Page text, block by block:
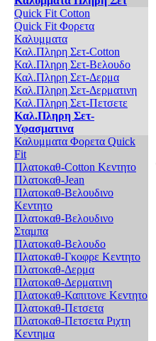
Quick Fit Cotton
Quick Fit Φορετα
Καλυμματα
Καλ.Πληρη Σετ-Cotton
Καλ.Πληρη Σετ-Βελουδο
Καλ.Πληρη Σετ-Δερμα
Καλ.Πληρη Σετ-Δερματινη
Καλ.Πληρη Σετ-Πετσετε
Καλ.Πληρη Σετ-
Υφασματινα
Καλυμματα Φορετα Quick
Fit
Πλατοκαθ-Cotton Κεντητο
Πλατοκαθ-Jean
Πλατοκαθ-Βελουδινο
Κεντητο
Πλατοκαθ-Βελουδινο
Σταμπα
Πλατοκαθ-Βελουδο
Πλατοκαθ-Γκοφρε Κεντητο
Πλατοκαθ-Δερμα
Πλατοκαθ-Δερματινη
Πλατοκαθ-Καπιτονε Κεντητο
Πλατοκαθ-Πετσετα
Πλατοκαθ-Πετσετα Ριχτη
Κεντημα